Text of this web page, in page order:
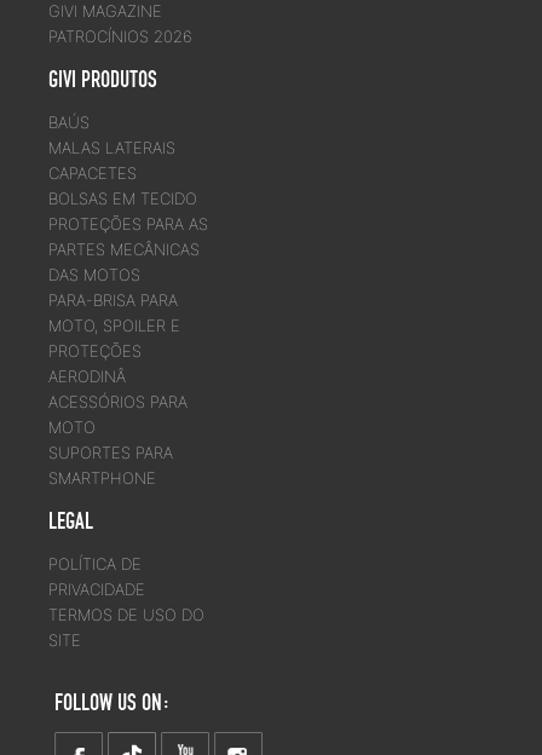
GIVI MAGAZINE
PATROCÍNIOS 2026
GIVI PRODUTOS
BAÚS
MALAS LATERAIS
CAPACETES
BOLSAS EM TECIDO
PROTEÇÕES PARA AS
PARTES MECÂNICAS
DAS MOTOS
PARA-BRISA PARA
MOTO, SPOILER E
PROTEÇÕES
AERODINÂ
ACESSÓRIOS PARA
MOTO
SUPORTES PARA
SMARTPHONE
LEGAL
POLÍTICA DE
PRIVACIDADE
TERMOS DE USO DO
SITE
FOLLOW US ON: